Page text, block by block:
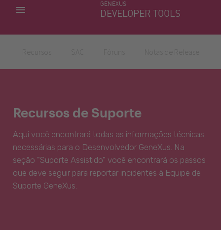
GENEXUS
DEVELOPER TOOLS
MINHAS APLICACÕES
Recursos de Suporte
Aqui você encontrará todas as informações técnicas
necessárias para o Desenvolvedor GeneXus. Na
seção "Suporte Assistido" você encontrará os passos
que deve seguir para reportar incidentes à Equipe de
Suporte GeneXus.